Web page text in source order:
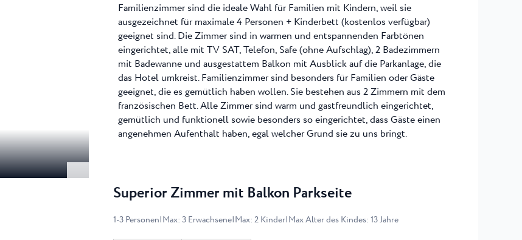
Familienzimmer sind die ideale Wahl für Familien mit Kindern, weil sie
ausgezeichnet für maximale 4 Personen + Kinderbett (kostenlos verfügbar)
geeignet sind. Die Zimmer sind in warmen und entspannenden Farbtönen
eingerichtet, alle mit TV SAT, Telefon, Safe (ohne Aufschlag), 2 Badezimmern
mit Badewanne und ausgestattem Balkon mit Ausblick auf die Parkanlage, die
das Hotel umkreist. Familienzimmer sind besonders für Familien oder Gäste
geeignet, die es gemütlich haben wollen. Sie bestehen aus 2 Zimmern mit dem
französischen Bett. Alle Zimmer sind warm und gastfreundlich eingerichtet,
gemütlich und funktionell sowie besonders so eingerichtet, dass Gäste einen
angenehmen Aufenthalt haben, egal welcher Grund sie zu uns bringt.
Superior Zimmer mit Balkon Parkseite
1-3 Personen|Max: 3 Erwachsene|Max: 2 Kinder|Max Alter des Kindes: 13Jahre